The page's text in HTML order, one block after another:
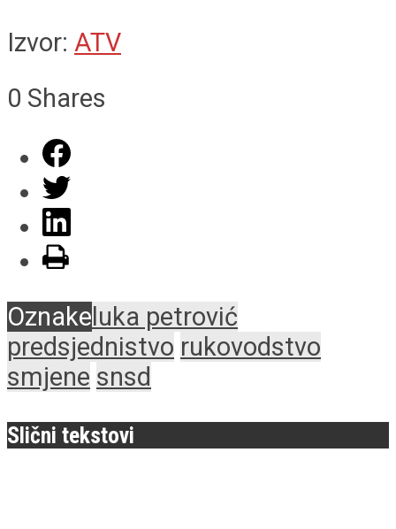
Izvor: ATV
0 Shares
Oznake luka petrović
predsjednistvo rukovodstvo
smjene snsd
Slični tekstovi